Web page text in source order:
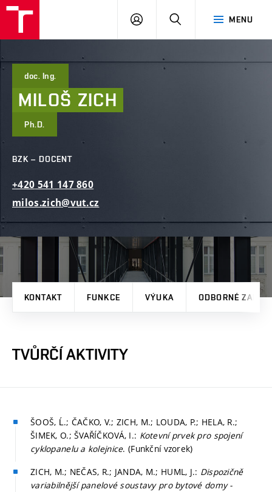
Brno
MENU
PŘIHLÁSIT
doc. Ing.
MILOŠ ZICH
Ph.D.
BZK – DOCENT
+420 541 147860
milos.zich@vut.cz
KONTAKT FUNKCE VÝUKA ODBORNÉ
TVŮRČÍ AKTIVITY
ŠOOŠ, Ĺ.; ČAČKO, V.; ZICH, M.; LOUDA, P.; HELA, R.;
ŠIMEK, O.; ŠVAŘÍČKOVÁ, I.: Kotevní prvek pro spojení
cyklopanelu a kolejnice. (Funkční vzorek)
ZICH, M.; NEČAS, R.; JANDA, M.; HUML, J.: Dispozičně
variabilnější panelové soustavy pro bytové domy -